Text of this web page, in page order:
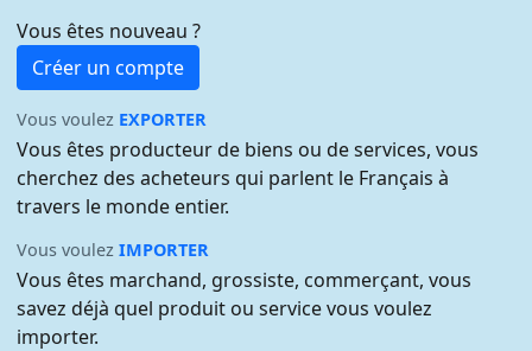
Vous êtes nouveau ?
Créer un compte
Vous voulez EXPORTER
Vous êtes producteur de biens ou de services, vous
cherchez des acheteurs qui parlent le Français à
travers le monde entier.
Vous voulezIMPORTER
Vous êtes marchand, grossiste, commerçant, vous
savez déjà quel produit ou service vous voulez
importer.